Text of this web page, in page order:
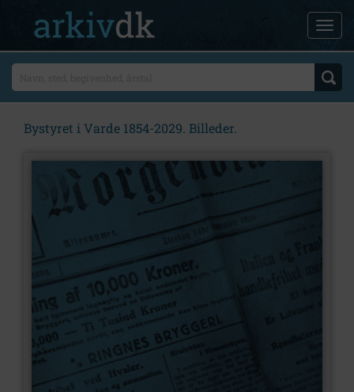
Bystyret i Varde 1854-2029. Billeder.